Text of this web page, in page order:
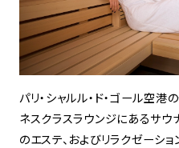
パリ・シャルル・ド・ゴール空
ネスクラスラウンジにあるサ
のエステ、およびリラクゼーシ